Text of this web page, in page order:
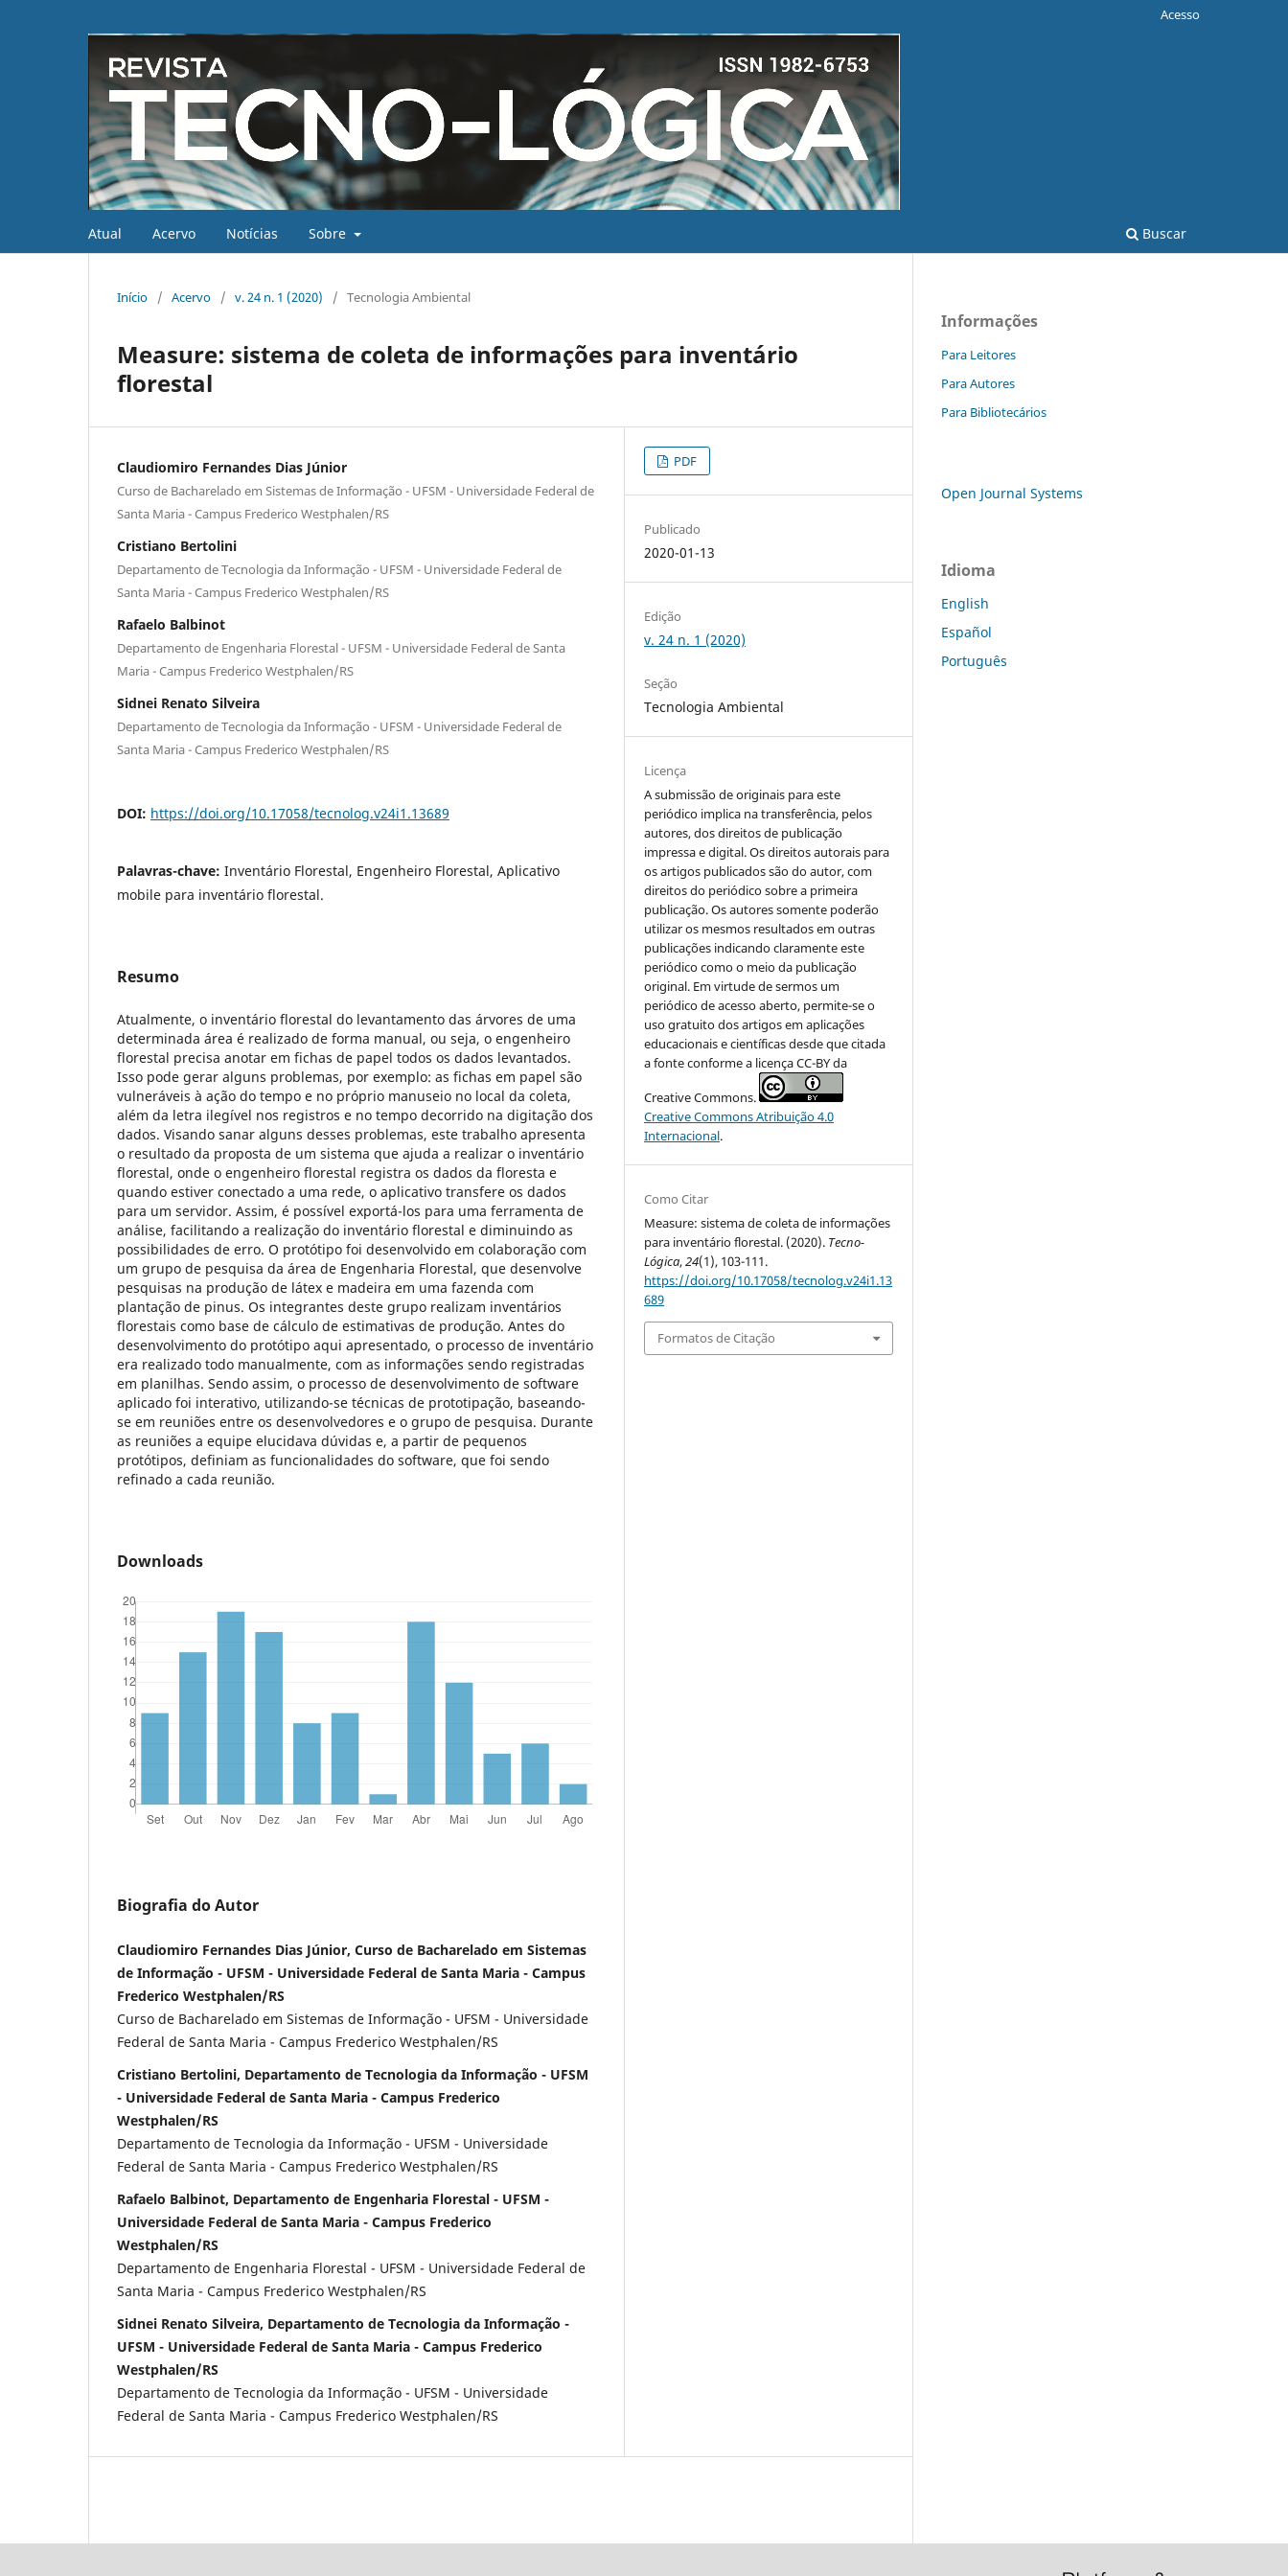
Atual Acervo Notícias Sobre Buscar
Acesso
Início / Acervo / v. 24 n. 1 (2020) / Tecnologia Ambiental
Measure: sistema de coleta de informações para inventário
florestal
Claudiomiro Fernandes Dias Júnior
Curso de Bacharelado em Sistemas de Informação - UFSM - Universidade Federal de
Santa Maria - Campus Frederico Westphalen/RS
Cristiano Bertolini
Departamento de Tecnologia da Informação - UFSM - Universidade Federal de
Santa Maria - Campus Frederico Westphalen/RS
Rafaelo Balbinot
Departamento de Engenharia Florestal - UFSM - Universidade Federal de Santa
Maria - Campus Frederico Westphalen/RS
Sidnei Renato Silveira
Departamento de Tecnologia da Informação - UFSM - Universidade Federal de
Santa Maria - Campus Frederico Westphalen/RS
DOI: https://doi.org/10.17058/tecnolog.v24i1.13689
Palavras-chave: Inventário Florestal, Engenheiro Florestal, Aplicativo
mobile para inventário florestal.
Resumo
Atualmente, o inventário florestal do levantamento das árvores de uma
determinada área é realizado de forma manual, ou seja, o engenheiro
florestal precisa anotar em fichas de papel todos os dados levantados.
Isso pode gerar alguns problemas, por exemplo: as fichas em papel são
vulneráveis à ação do tempo e no próprio manuseio no local da coleta,
além da letra ilegível nos registros e no tempo decorrido na digitação dos
dados. Visando sanar alguns desses problemas, este trabalho apresenta
o resultado da proposta de um sistema que ajuda a realizar o inventário
florestal, onde o engenheiro florestal registra os dados da floresta e
quando estiver conectado a uma rede, o aplicativo transfere os dados
para um servidor. Assim, é possível exportá-los para uma ferramenta de
análise, facilitando a realização do inventário florestal e diminuindo as
possibilidades de erro. O protótipo foi desenvolvido em colaboração com
um grupo de pesquisa da área de Engenharia Florestal, que desenvolve
pesquisas na produção de látex e madeira em uma fazenda com
plantação de pinus. Os integrantes deste grupo realizam inventários
florestais como base de cálculo de estimativas de produção. Antes do
desenvolvimento do protótipo aqui apresentado, o processo de inventário
era realizado todo manualmente, com as informações sendo registradas
em planilhas. Sendo assim, o processo de desenvolvimento de software
aplicado foi interativo, utilizando-se técnicas de prototipação, baseando-
se em reuniões entre os desenvolvedores e o grupo de pesquisa. Durante
as reuniões a equipe elucidava dúvidas e, a partir de pequenos
protótipos, definiam as funcionalidades do software, que foi sendo
refinado a cada reunião.
Downloads
Biografia do Autor
Claudiomiro Fernandes Dias Júnior, Curso de Bacharelado em Sistemas
de Informação - UFSM - Universidade Federal de Santa Maria - Campus
Frederico Westphalen/RS
Curso de Bacharelado em Sistemas de Informação - UFSM - Universidade
Federal de Santa Maria - Campus Frederico Westphalen/RS
Cristiano Bertolini, Departamento de Tecnologia da Informação - UFSM
- Universidade Federal de Santa Maria - Campus Frederico
Westphalen/RS
Departamento de Tecnologia da Informação - UFSM - Universidade
Federal de Santa Maria - Campus Frederico Westphalen/RS
Rafaelo Balbinot, Departamento de Engenharia Florestal - UFSM -
Universidade Federal de Santa Maria - Campus Frederico
Westphalen/RS
Departamento de Engenharia Florestal - UFSM - Universidade Federal de
Santa Maria - Campus Frederico Westphalen/RS
Sidnei Renato Silveira, Departamento de Tecnologia da Informação -
UFSM - Universidade Federal de Santa Maria - Campus Frederico
Westphalen/RS
Departamento de Tecnologia da Informação - UFSM - Universidade
Federal de Santa Maria - Campus Frederico Westphalen/RS
PDF
Publicado
2020-01-13
Edição
v. 24 n. 1 (2020)
Seção
Tecnologia Ambiental
Licença
A submissão de originais para este
periódico implica na transferência, pelos
autores, dos direitos de publicação
impressa e digital. Os direitos autorais para
os artigos publicados são do autor, com
direitos do periódico sobre a primeira
publicação. Os autores somente poderão
utilizar os mesmos resultados em outras
publicações indicando claramente este
periódico como o meio da publicação
original. Em virtude de sermos um
periódico de acesso aberto, permite-se o
uso gratuito dos artigos em aplicações
educacionais e científicas desde que citada
a fonte conforme a licença CC-BY da
Creative Commons.
Creative Commons Atribuição 4.0
Internacional.
Como Citar
Measure: sistema de coleta de informações
para inventário florestal. (2020). Tecno-
Lógica,24(1), 103-111.
https://doi.org/10.17058/tecnolog.v24i1.13
689
Formatos de Citação
Informações
Para Leitores
Para Autores
Para Bibliotecários
Open Journal Systems
Idioma
English
Español
Português